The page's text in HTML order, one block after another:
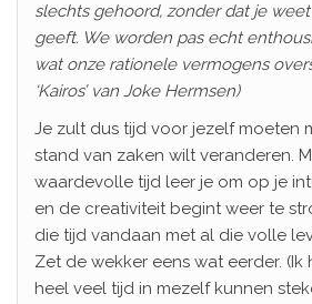
slechts gehoord, zonder dat je
geeft. We worden pas echt
wat onze rationele vermogens
‘Kairos’ van Joke Hermsen)
Je zult dus tijd voor jezelf moeten
stand van zaken wilt veranderen.
waardevolle tijd leer je om op je
en de creativiteit begint weer te
die tijd vandaan met al die volle
Zet de wekker eens wat eerder.
heel veel tijd in mezelf kunnen